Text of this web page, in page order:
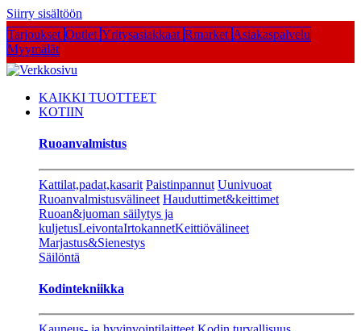
Siirry sisältöön
Tarjoukset Outlet Yritysasiakkaat Rmarket Asiakaspalvelu
Myymälät
KAIKKI TUOTTEET
KOTIIN
Ruoanvalmistus
Kattilat,padat,kasarit Paistinpannut Uunivuoat
Ruoanvalmistusvälineet Hauduttimet&keittimet
Ruoan&juoman säilytys ja
kuljetusLeivontaIrtokannetKeittiövälineet
Marjastus&Sienestys
Säilöntä
Kodintekniikka